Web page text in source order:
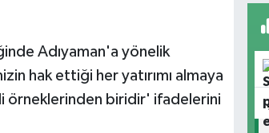
Adıyaman'a yönelik
hak ettiği her yatırımı almaya
örneklerinden biridir' ifadelerini